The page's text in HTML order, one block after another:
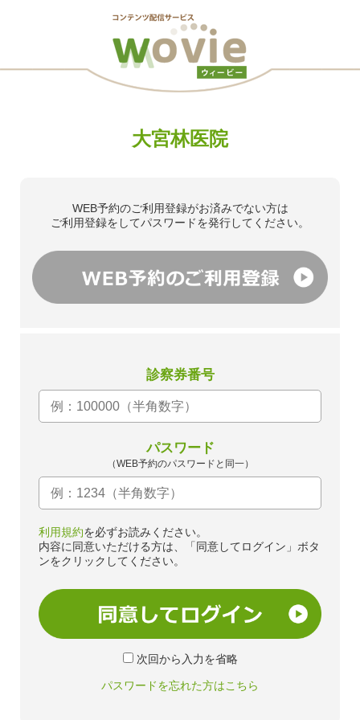
大宮林医院
WEB予約のご利用登録がお済みでない方は
ご利用登録をしてパスワードを発行してください。
診察券番号
パスワード
（WEB予約のパスワードと同一）
利用規約を必ずお読みください。
内容に同意いただける方は、「同意してログイン」ボタ
ンをクリックしてください。
次回から入力を省略
パスワードを忘れた方はこちら